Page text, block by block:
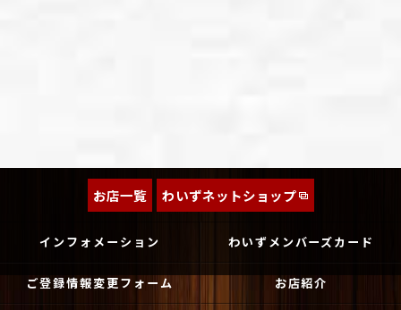
お店一覧 わいずネットショップ
インフォメーション わいずメンバーズカード
ご登録情報変更フォーム お店紹介